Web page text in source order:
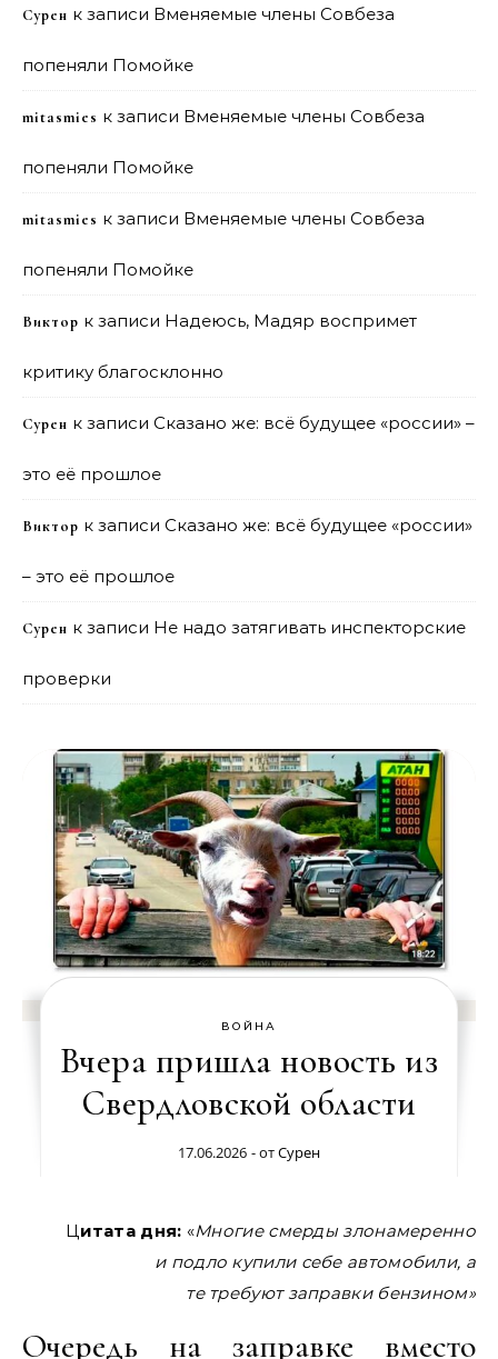
Сурен к записи Вменяемые члены Совбеза
попеняли Помойке
mitasmies к записи Вменяемые члены Совбеза
попеняли Помойке
mitasmies к записи Вменяемые члены Совбеза
попеняли Помойке
Виктор к записи Надеюсь, Мадяр воспримет
критику благосклонно
Сурен к записи Сказано же: всё будущее «россии» –
это её прошлое
Виктор к записи Сказано же: всё будущее «россии»
– это её прошлое
Сурен к записи Не надо затягивать инспекторские
проверки
ВОЙНА
Вчера пришла новость из
Свердловской области
17.06.2026 - отСурен
Цитата дня: «Многие смерды злонамеренно
и подло купили себе автомобили, а
те требуют заправки бензином»
Очередь на заправке вместо